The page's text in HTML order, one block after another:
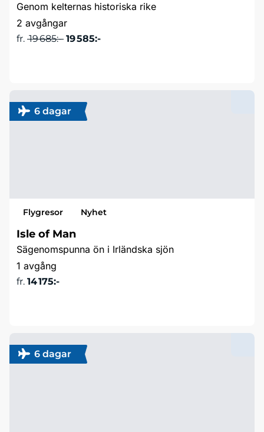
Genom kelternas historiska rike
2 avgångar
fr. 19 685:- 19 585:-
6 dagar
Flygresor Nyhet
Isle of Man
Sägenomspunna ön i Irländska sjön
1 avgång
fr. 14 175:-
6 dagar